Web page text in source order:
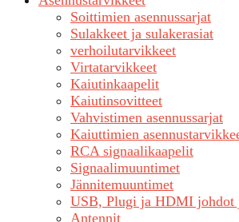
Soittimien asennussarjat
Sulakkeet ja sulakerasiat
verhoilutarvikkeet
Virtatarvikkeet
Kaiutinkaapelit
Kaiutinsovitteet
Vahvistimen asennussarjat
Kaiuttimien
RCA signaalikaapelit
Signaalimuuntimet
Jännitemuuntimet
USB, Plugi ja HDMI johdot
Antennit